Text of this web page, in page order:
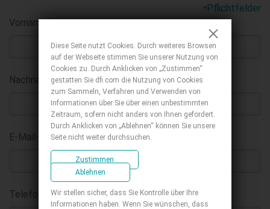
*Pflichtfelder
Vorname :
Nachname*:
E-Mail-Adresse geschäftlich*:
Telefon :
Diese Seite nutzt Cookies. Durch weiteres Browsen
auf der Webseite stimmen Sie unserer Nutzung von
Cookies zu. Durch Anklicken von „Zustimmen“
gestatten Sie dfi.com die Nutzung von Cookies
zum Sammeln, Verfahren und Verwenden von
Informationen über Sie über einen unbestimmten
Zeitraum, sofern nicht anders von Ihnen gefordert.
Durch Anklicken von „Ablehnen“ können Sie unsere
Seite nicht weiter durchsuchen.
Zustimmen
Ablehnen
Wir stellen sicher, dass Sie Kontrolle über Ihre
Informationen haben. Wenn Sie wünschen, dass